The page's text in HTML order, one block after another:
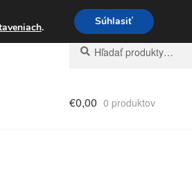
233 221 276
Hľadať:
Vyhľadávanie
€0,00 0 produktov
. Súhlasiť